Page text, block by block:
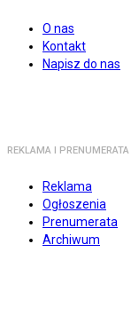
O nas
Kontakt
Napisz do nas
REKLAMA I PRENUMERATA
Reklama
Ogłoszenia
Prenumerata
Archiwum